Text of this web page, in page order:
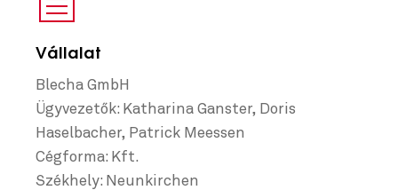
Vállalat
Blecha GmbH
Ügyvezetők: Katharina Ganster, Doris
Haselbacher, Patrick Meessen
Cégforma: Kft.
Székhely: Neunkirchen